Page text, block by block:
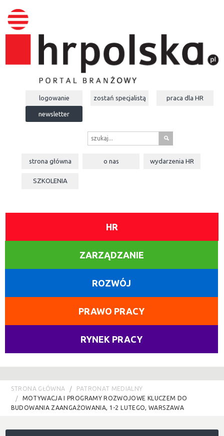
logowanie zostań specjalistą praca dla HR
newsletter
s
strona główna o nas wydarzeniaHR
SZKOLENIA
HR
ZARZĄDZANIE
ROZWÓJ
PRAWO PRACY
RYNEK PRACY
STRONA GŁÓWNA
PATRONAT MEDIALNY
MOTYWACJA I PROGRAMY ROZWOJOWE KLUCZEM DO
BUDOWANIA ZAANGAŻOWANIA, 1-2 LUTEGO, WARSZAWA